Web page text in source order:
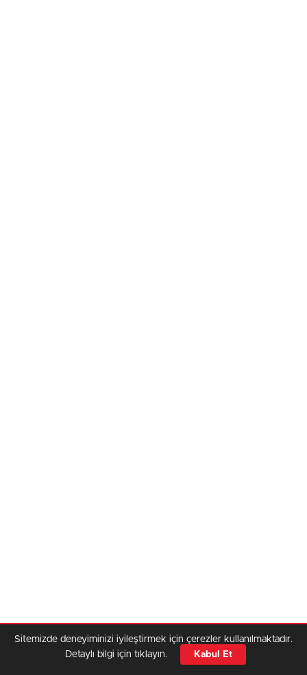
Veri politikasındaki amaçlarla sınırlı ve mevzuata uygun şekilde çerez
inceleyebilirsiniz.
Sitemizde deneyiminizi iyileştirmek için çerezler kullanılmaktadır.
Detaylı bilgi için tıklayın.
Kabul Et